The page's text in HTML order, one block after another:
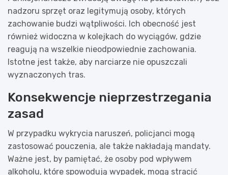
nadzoru sprzęt oraz legitymują osoby, których
zachowanie budzi wątpliwości. Ich obecność jest
również widoczna w kolejkach do wyciągów, gdzie
reagują na wszelkie nieodpowiednie zachowania.
Istotne jest także, aby narciarze nie opuszczali
wyznaczonych tras.
Konsekwencje nieprzestrzegania
zasad
W przypadku wykrycia naruszeń, policjanci mogą
zastosować pouczenia, ale także nakładają mandaty.
Ważne jest, by pamiętać, że osoby pod wpływem
alkoholu, które spowodują wypadek, mogą stracić